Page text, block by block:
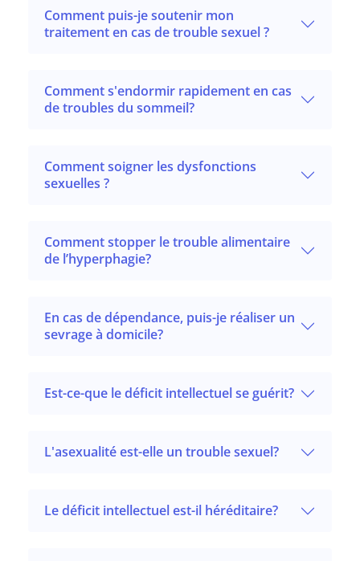
Comment puis-je soutenir mon
traitement en cas de trouble sexuel ?
Comment s'endormir rapidement en cas
de troubles du sommeil?
Comment soigner les dysfonctions
sexuelles ?
Comment stopper le trouble alimentaire
de l’hyperphagie?
En cas de dépendance, puis-je réaliser un
sevrage à domicile?
Est-ce-que le déficit intellectuel se guérit?
L'asexualité est-elle un trouble sexuel?
Le déficit intellectuel est-il héréditaire?